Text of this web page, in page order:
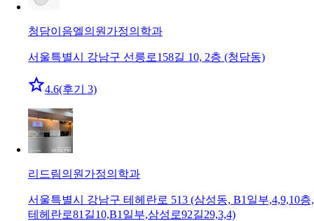
청담이음엘의원 가정의학과
서울특별시 강남구 선릉로158길 10, 2층 (청담동)
4.6(후기 3)
리드림의원 가정의학과
서울특별시 강남구 테헤란로 513 (삼성동, B1일부,4,9,10층,
테헤란로81길10,B1일부,삼성로92길29,3,4)